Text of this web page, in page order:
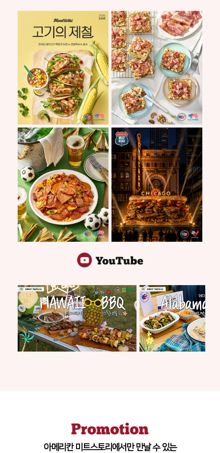
아메리칸 미트스토리에서만 만날 수 있는